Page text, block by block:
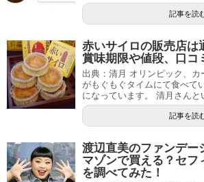
記事を読
赤いサイロの販売店は
賞味期限や値段、口コ
出典：清月 オリンピック、
がもぐもぐタイムにて食べて
になっています。 清月さんと
記事を読
渡辺直美のファンデー
マゾンで買える？セフ
を調べてみた！